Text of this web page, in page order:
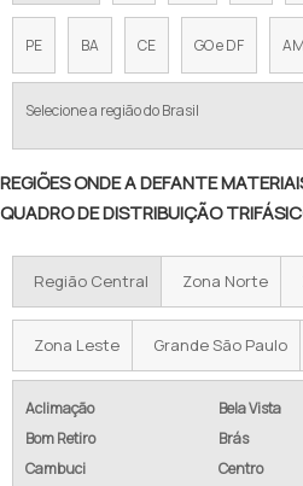
PE BA CE GO e DF AM
Selecione a região do Brasil
REGIÕES ONDE A DEFANTE
QUADRO DE DISTRIBUIÇÃO
Região Central Zona Norte
Zona Leste Grande São Paulo
Aclimação
Bela Vista
Bom Retiro
Brás
Cambuci
Centro